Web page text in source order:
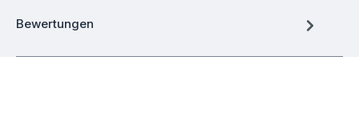
Bewertungen